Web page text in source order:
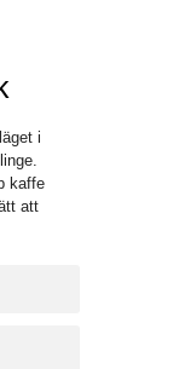
i
kaffe
att